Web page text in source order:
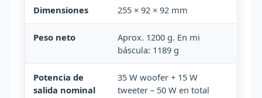
Dimensiones 255 × 92 × 92 mm
Peso neto
Aprox. 1200 g. En mi
báscula: 1189 g
Potencia de
salida nominal
35 W woofer + 15 W
tweeter – 50 W en total